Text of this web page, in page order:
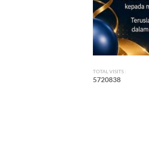
TOTAL VISITS :
5720838